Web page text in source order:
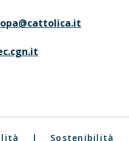
| Sostenibilità